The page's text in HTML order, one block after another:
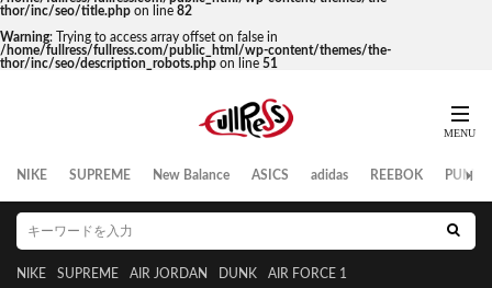
thor/inc/seo/title.php on line 82
Warning: Trying to access array offset on false in
/home/fullress/fullress.com/public_html/wp-content/themes/the-
thor/inc/seo/description_robots.php on line 51
NIKE SUPREME New Balance ASICS adidas REEBOK PUMA
NIKE SUPREME AIR JORDAN DUNK AIR FORCE 1